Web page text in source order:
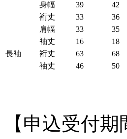
身幅
39 42
裄丈
33 36
肩幅
33 35
袖丈
16 18
長袖
裄丈 63 68
袖丈
46 50
【申込受付期